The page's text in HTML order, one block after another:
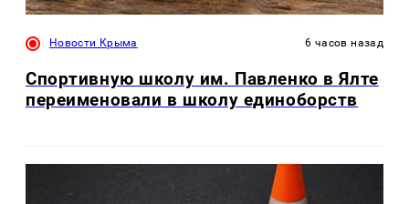
Новости Крыма 6 часов назад
Спортивную школу им. Павленко в Ялте
переименовали в школу единоборств